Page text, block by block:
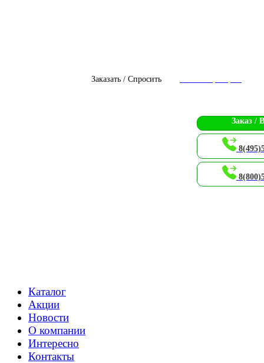
Заказать / Спросить
Заказ /
Каталог
Акции
Новости
О компании
Интересно
Контакты